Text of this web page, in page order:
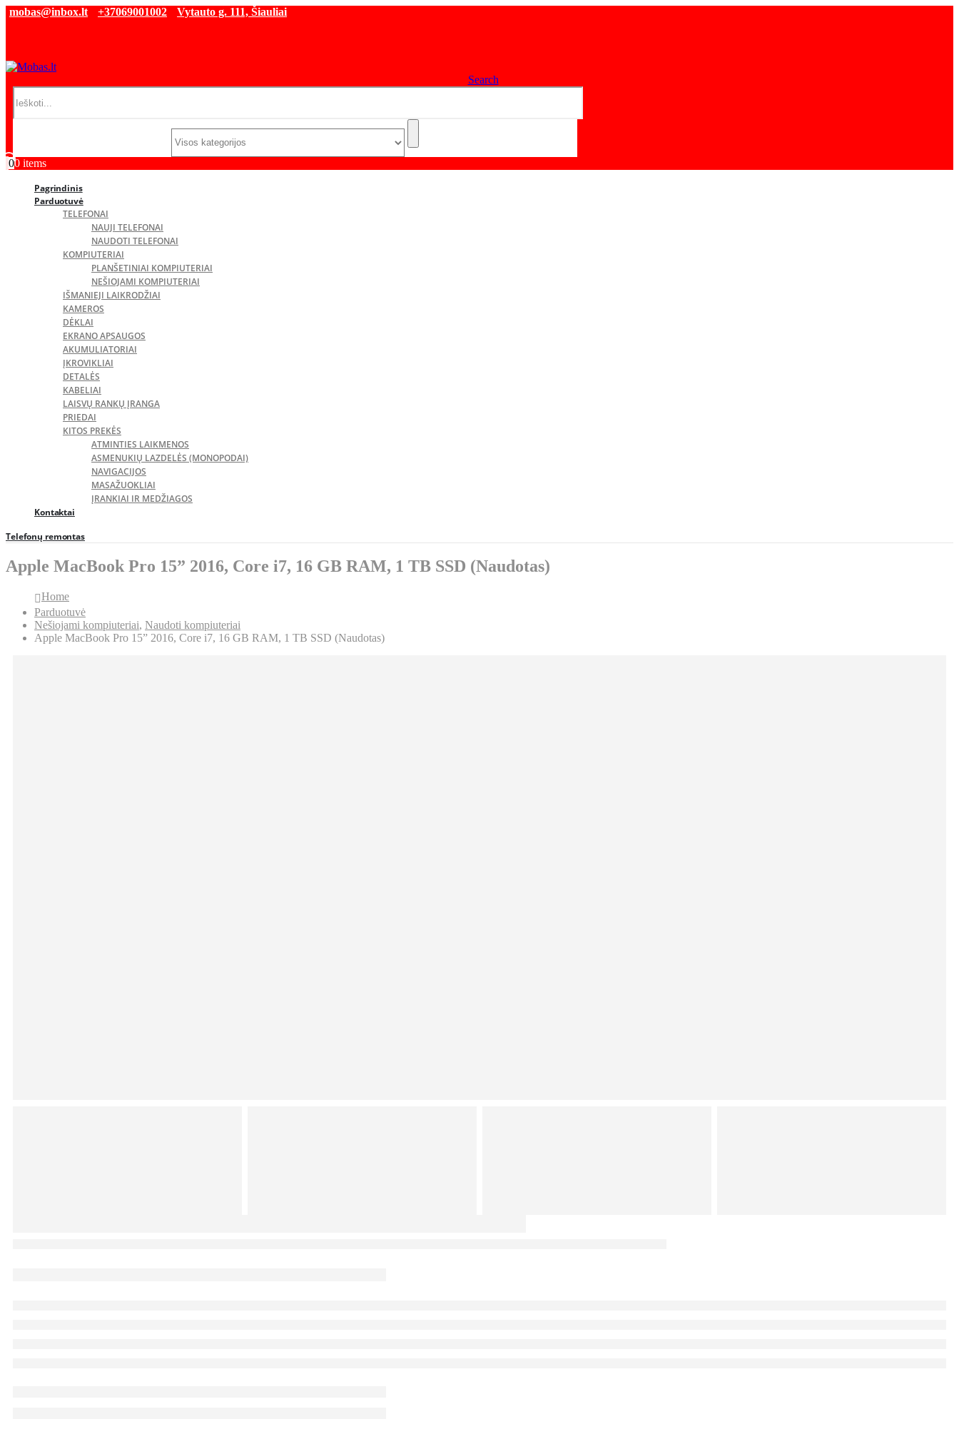
mobas@inbox.lt +37069001002 Vytauto g. 111, Šiauliai
Search
00 items
Pagrindinis
Parduotuvė
TELEFONAI
NAUJI TELEFONAI
NAUDOTI TELEFONAI
KOMPIUTERIAI
PLANŠETINIAI KOMPIUTERIAI
NEŠIOJAMI KOMPIUTERIAI
IŠMANIEJI LAIKRODŽIAI
KAMEROS
DĖKLAI
EKRANO APSAUGOS
AKUMULIATORIAI
ĮKROVIKLIAI
DETALĖS
KABELIAI
LAISVŲ RANKŲ ĮRANGA
PRIEDAI
KITOS PREKĖS
ATMINTIES LAIKMENOS
ASMENUKIŲ LAZDELĖS (MONOPODAI)
NAVIGACIJOS
MASAŽUOKLIAI
ĮRANKIAI IR MEDŽIAGOS
Kontaktai
Telefonų remontas
Apple MacBook Pro 15” 2016, Core i7, 16 GB RAM, 1 TB SSD (Naudotas)
Home
Parduotuvė
Nešiojami kompiuteriai, Naudoti kompiuteriai
Apple MacBook Pro 15” 2016, Core i7, 16 GB RAM, 1 TB SSD (Naudotas)